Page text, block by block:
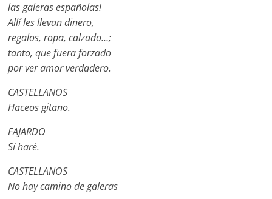
las galeras españolas!
Allí les llevan dinero,
regalos, ropa, calzado…;
tanto, que fuera forzado
por ver amor verdadero.
CASTELLANOS
Haceos gitano.
FAJARDO
Sí haré.
CASTELLANOS
No hay camino de galeras